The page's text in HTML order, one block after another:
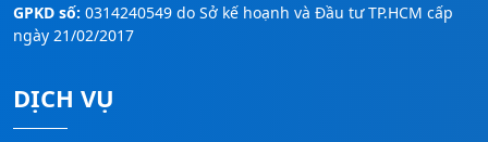
GPKD số: 0314240549 do Sở kế hoạnh và Đầu tư TP.HCM cấp
ngày 21/02/2017
DỊCH VỤ